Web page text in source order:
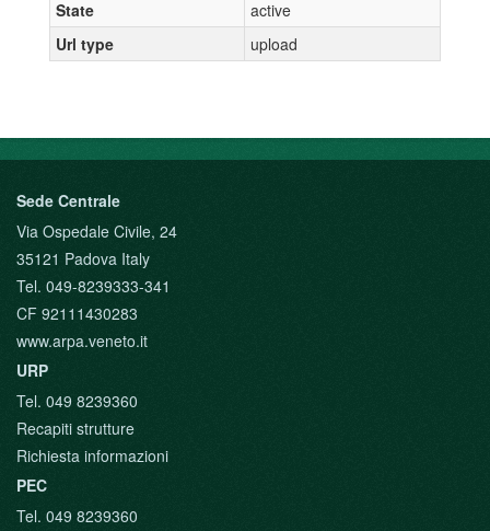
State
active
Url type
upload
Sede Centrale
Via Ospedale Civile, 24
35121 Padova Italy
Tel. 049-8239333-341
CF 92111430283
www.arpa.veneto.it
URP
Tel. 049 8239360
Recapiti strutture
Richiesta informazioni
PEC
Tel. 049 8239360